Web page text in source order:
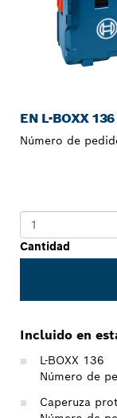
EN L-BOXX
Número de
Cantidad
Incluido en
L-BOXX 136
Número de
Caperuza